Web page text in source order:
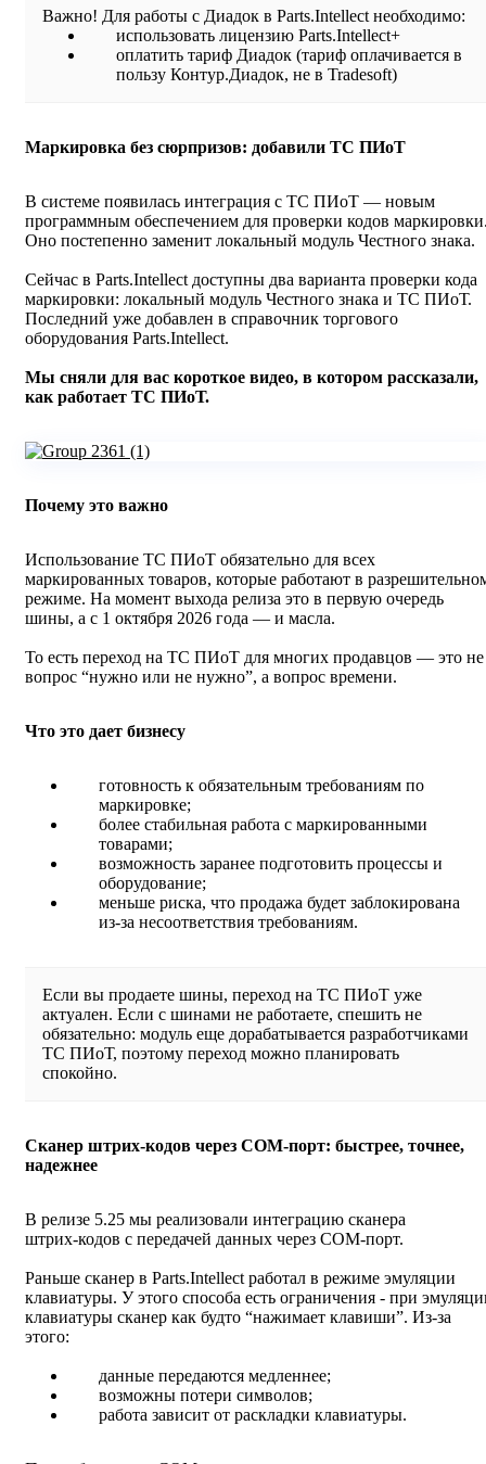
Важно! Для работы с Диадок в Parts.Intellect необходимо:
использовать лицензию Parts.Intellect+
оплатить тариф Диадок (тариф оплачивается в
пользу Контур.Диадок, не в Tradesoft)
Маркировка без сюрпризов: добавили ТС ПИоТ
В системе появилась интеграция с ТС ПИоТ — новым
программным обеспечением для проверки кодов
Оно постепенно заменит локальный модуль Честного знака.
Сейчас в Parts.Intellect доступны два варианта проверки кода
маркировки: локальный модуль Честного знака и ТС ПИоТ.
Последний уже добавлен в справочник торгового
оборудования Parts.Intellect.
Мы сняли для вас короткое видео, в котором рассказали,
как работает ТС ПИоТ.
Почему это важно
Использование ТС ПИоТ обязательно для всех
маркированных товаров, которые работают в
режиме. На момент выхода релиза это в первую очередь
шины, а с 1 октября 2026 года — и масла.
То есть переход на ТС ПИоТ для многих продавцов — это не
вопрос “нужно или не нужно”, а вопрос времени.
Что это дает бизнесу
готовность к обязательным требованиям по
маркировке;
более стабильная работа с маркированными
товарами;
возможность заранее подготовить процессы и
оборудование;
меньше риска, что продажа будет заблокирована
из‑за несоответствия требованиям.
Если вы продаете шины, переход на ТС ПИоТ уже
актуален. Если с шинами не работаете, спешить не
обязательно: модуль еще дорабатывается разработчиками
ТС ПИоТ, поэтому переход можно планировать
спокойно.
Сканер штрих‑кодов через COM‑порт: быстрее, точнее,
надежнее
В релизе 5.25 мы реализовали интеграцию сканера
штрих‑кодов с передачей данных через COM‑порт.
Раньше сканер в Parts.Intellect работал в режиме эмуляции
клавиатуры. У этого способа есть ограничения - при
клавиатуры сканер как будто “нажимает клавиши”. Из‑за
этого:
данные передаются медленнее;
возможны потери символов;
работа зависит от раскладки клавиатуры.